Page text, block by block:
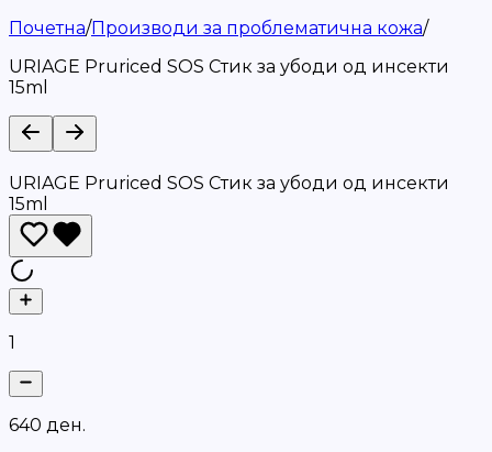
Почетна/Производи за проблематична кожа/
URIAGE Pruriced SOS Стик за убоди од инсекти
15ml
URIAGE Pruriced SOS Стик за убоди од инсекти
15ml
1
640 ден.